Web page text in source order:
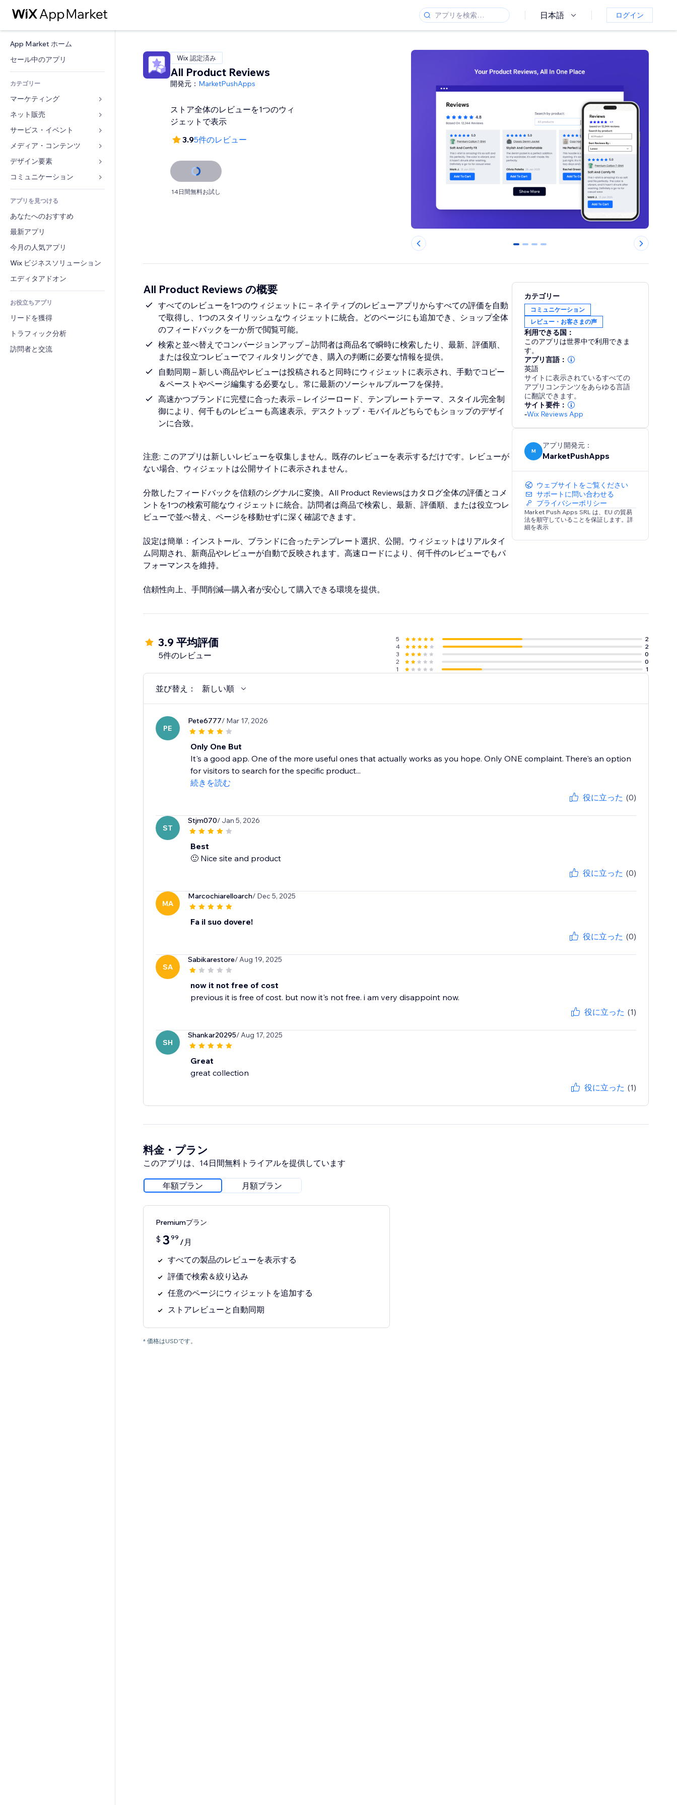
日本語 ログイン
App Market ホーム
セール中のアプリ
カテゴリー
マーケティング
広告
モバイル
アクセス解析
リスティング広告
メール
コンバージョン
ネット販売
ストア用アプリ
発送・配達
販売ボタン
会計
クーポン・特典
倉庫管理ソリューション
ドロップシッピング
食品・飲料
サービス・イベント
ホテル
イベント
レストラン
不動産
ブッキング
メディア・コンテンツ
ギャラリー
音楽
ポッドキャスト
写真
動画
PDF
ファイル共有
ニュース
デザイン要素
マップ・ナビ
プライバシー・セキュリティ
時計
ページテンプレート
画像効果
ボタン・メニュー
バナー・バッジ
電卓
検索
天気
チャート・テーブル
フォーム
ブログ
投票
チャット
コメント
電話
コミュニティィ
レビュー・お客さまの声
CRM
アプリを見つける
あなたへのおすすめ
最新アプリ
今月の人気アプリ
Wix ビジネスソリューション
エディタアドオン
お役立ちアプリ
リードを獲得
トラフィック分析
訪問者と交流
Wix 認定済み
All Product Reviews
開発元： MarketPushApps
ストア全体のレビューを1つのウィ
ジェットで表示
3.95件のレビュー
14日間無料お試し
0 1 2 3
All Product Reviews の概要
すべてのレビューを1つのウィジェットに – ネイティブのレビューアプリからすべての評価を自動
で取得し、1つのスタイリッシュなウィジェットに統合。どのページにも追加でき、ショップ全体
のフィードバックを一か所で閲覧可能。
検索と並べ替えでコンバージョンアップ – 訪問者は商品名で瞬時に検索したり、最新、評価順、
または役立つレビューでフィルタリングでき、購入の判断に必要な情報を提供。
自動同期 – 新しい商品やレビューは投稿されると同時にウィジェットに表示され、手動でコピー
＆ペーストやページ編集する必要なし。常に最新のソーシャルプルーフを保持。
高速かつブランドに完璧に合った表示 – レイジーロード、テンプレートテーマ、スタイル完全制
御により、何千ものレビューも高速表示。デスクトップ・モバイルどちらでもショップのデザイ
ンに合致。
注意: このアプリは新しいレビューを収集しません。既存のレビューを表示するだけです。レビューが
ない場合、ウィジェットは公開サイトに表示されません。
分散したフィードバックを信頼のシグナルに変換。All Product Reviewsはカタログ全体の評価とコメ
ントを1つの検索可能なウィジェットに統合。訪問者は商品で検索し、最新、評価順、または役立つレ
ビューで並べ替え、ページを移動せずに深く確認できます。
設定は簡単：インストール、ブランドに合ったテンプレート選択、公開。ウィジェットはリアルタイ
ム同期され、新商品やレビューが自動で反映されます。高速ロードにより、何千件のレビューでもパ
フォーマンスを維持。
信頼性向上、手間削減—購入者が安心して購入できる環境を提供。
カテゴリー
コミュニケーション
レビュー・お客さまの声
利用できる国：
このアプリは世界中で利用できま
す。
アプリ言語：
英語
サイトに表示されているすべての
アプリコンテンツをあらゆる言語
に翻訳できます。
サイト要件：
-Wix Reviews App
M
アプリ開発元：
MarketPushApps
ウェブサイトをご覧ください
サポートに問い合わせる
プライバシーポリシー
Market Push Apps SRL は、EU の貿易
法を順守していることを保証します。詳
細を表示
3.9 平均評価
5件のレビュー
5
2
4
2
3
0
2
0
1
1
並び替え： 新しい順
PE
Pete6777/ Mar 17, 2026
Only One But
It's a good app. One of the more useful ones that actually works as you hope. Only ONE complaint. There's an option
for visitors to search for the specific product...
続きを読む
役に立った (0)
ST
Stjm070/ Jan 5, 2026
Best
🙂 Nice site and product
役に立った (0)
MA
Marcochiarelloarch/ Dec 5, 2025
Fa il suo dovere!
役に立った (0)
SA
Sabikarestore/ Aug 19, 2025
now it not free of cost
previous it is free of cost. but now it's not free. i am very disappoint now.
役に立った (1)
SH
Shankar20295/ Aug 17, 2025
Great
役に立った (1)
料金・プラン
このアプリは、14日間無料トライアルを提供しています
年額プラン 月額プラン
Premiumプラン
$ 3 99 /月
すべての製品のレビューを表示する
評価で検索＆絞り込み
任意のページにウィジェットを追加する
ストアレビューと自動同期
* 価格はUSDです。